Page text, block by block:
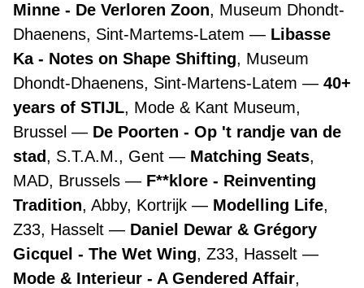
Minne - De Verloren Zoon, Museum Dhondt-
Dhaenens, Sint-Martems-Latem
Libasse
Ka - Notes on Shape Shifting, Museum
Dhondt-Dhaenens, Sint-Martens-Latem
40+
years of STIJL, Mode & Kant Museum,
Brussel
De Poorten - Op 't randje van de
stad, S.T.A.M., Gent Matching Seats,
MAD, Brussels
F**klore - Reinventing
Tradition, Abby, Kortrijk Modelling Life,
Z33, Hasselt
Daniel Dewar & Grégory
Gicquel - The Wet Wing, Z33, Hasselt
Mode & Interieur - A Gendered Affair,